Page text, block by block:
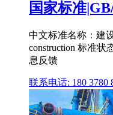
国家标准
中文标准名称：建
construction 标准
息反馈
联系电话: 180 3780